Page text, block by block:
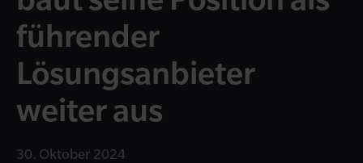
führender
Lösungsanbieter
weiter aus
30. Oktober 2024